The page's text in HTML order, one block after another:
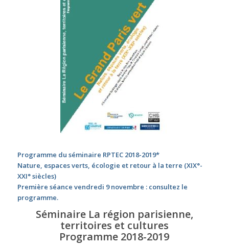
Programme du séminaire RPTEC 2018-2019*
Nature, espaces verts, écologie et retour à la terre (XIX°-
XXI° siècles)
Première séance vendredi 9 novembre : consultez le
programme.
Séminaire La région parisienne,
territoires et cultures
Programme 2018-2019